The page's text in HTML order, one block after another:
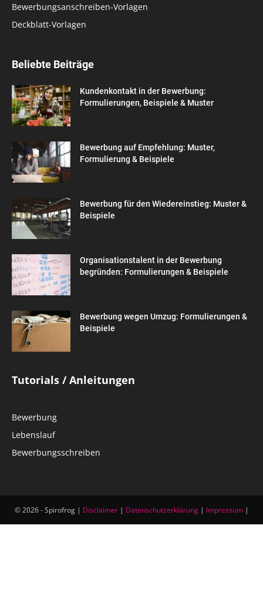
Bewerbungsanschreiben-Vorlagen
Deckblatt-Vorlagen
Beliebte Beiträge
Kundenkontakt in der Bewerbung:
Formulierungen, Beispiele & Muster
Bewerbung auf Empfehlung: Muster,
Formulierung & Beispiele
Bewerbung für den Wiedereinstieg: Muster &
Beispiele
Organisationstalent in der Bewerbung
begründen: Formulierungen & Beispiele
Bewerbung wegen Umzug: Formulierungen &
Beispiele
Tutorials / Anleitungen
Bewerbung
Lebenslauf
Bewerbungsschreiben
© 2026 - Spirofrog | Disclaimer| Datenschutzerklärung| Impressum|